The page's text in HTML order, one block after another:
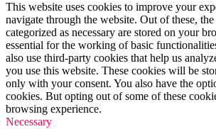
This website uses cookies to improve your
navigate through the website. Out of these,
categorized as necessary are stored on your
essential for the working of basic
also use third-party cookies that help us
you use this website. These cookies will be
only with your consent. You also have the
cookies. But opting out of some of these
browsing experience.
Necessary